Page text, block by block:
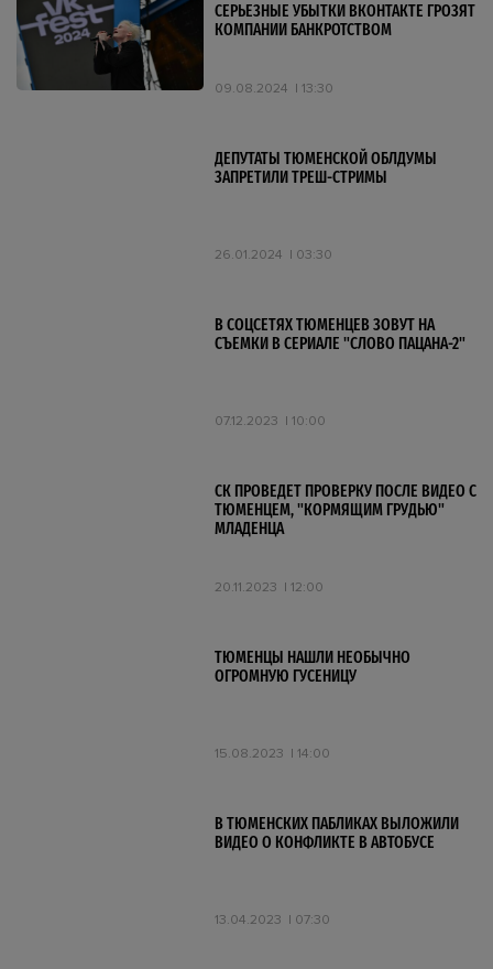
СЕРЬЕЗНЫЕ УБЫТКИ ВКОНТАКТЕ ГРОЗЯТ
КОМПАНИИ БАНКРОТСТВОМ
09.08.2024 13:30
ДЕПУТАТЫ ТЮМЕНСКОЙ ОБЛДУМЫ
ЗАПРЕТИЛИ ТРЕШ-СТРИМЫ
26.01.2024 03:30
В СОЦСЕТЯХ ТЮМЕНЦЕВ ЗОВУТ НА
СЪЕМКИ В СЕРИАЛЕ "СЛОВО ПАЦАНА-2"
07.12.2023 10:00
СК ПРОВЕДЕТ ПРОВЕРКУ ПОСЛЕ ВИДЕО С
ТЮМЕНЦЕМ, "КОРМЯЩИМ ГРУДЬЮ"
МЛАДЕНЦА
20.11.2023 12:00
ТЮМЕНЦЫ НАШЛИ НЕОБЫЧНО
ОГРОМНУЮ ГУСЕНИЦУ
15.08.2023 14:00
В ТЮМЕНСКИХ ПАБЛИКАХ ВЫЛОЖИЛИ
ВИДЕО О КОНФЛИКТЕ В АВТОБУСЕ
13.04.2023 07:30